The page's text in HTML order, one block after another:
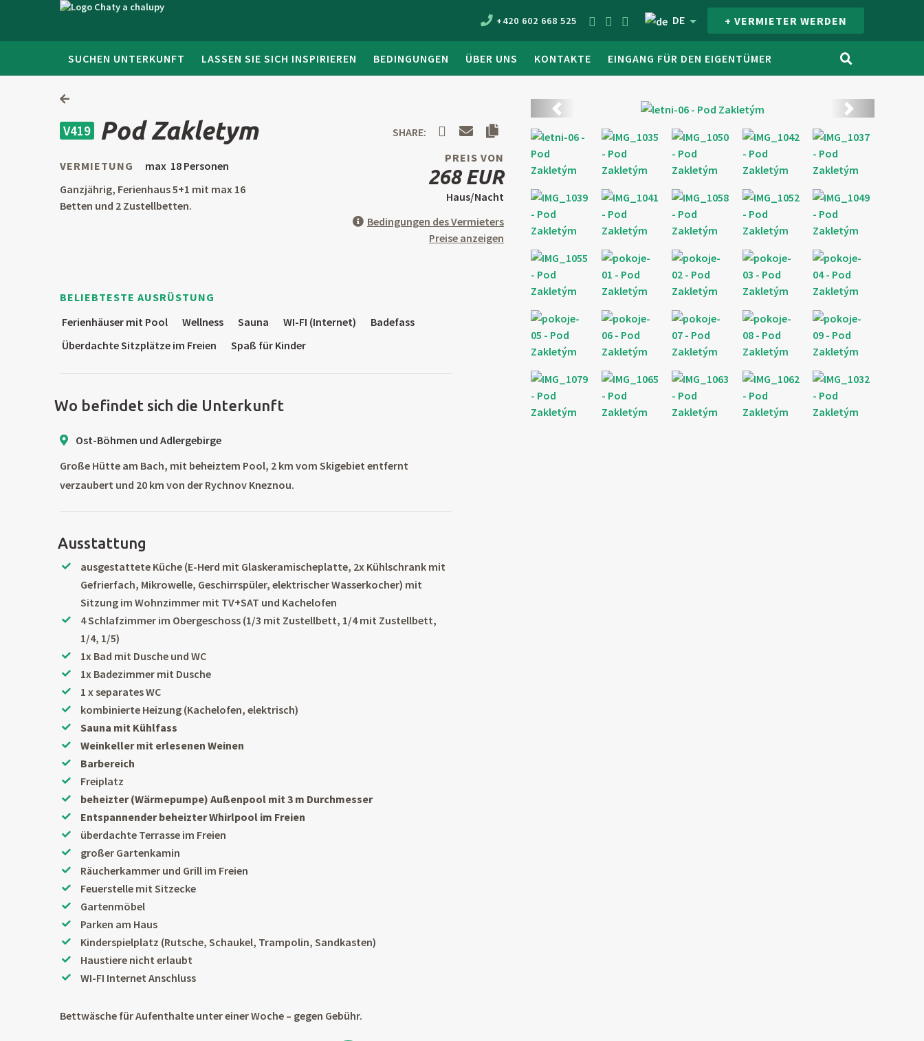
+420 602 668 525 DE + VERMIETER WERDEN
SUCHEN UNTERKUNFT LASSEN SIE SICH INSPIRIEREN BEDINGUNGEN ÜBER UNS KONTAKTE EINGANG FÜR DEN EIGENTÜMER
V419 Pod Zakletym SHARE:
Zurück Weiter
VERMIETUNG
max 18 Personen
Ganzjährig, Ferienhaus 5+1 mit max 16
Betten und 2 Zustellbetten.
PREIS VON
268 EUR
Haus/Nacht
Bedingungen des Vermieters
Preise anzeigen
BELIEBTESTE AUSRÜSTUNG
Ferienhäuser mit Pool
Wellness Sauna WI-FI (Internet)
Badefass
Überdachte Sitzplätze im Freien
Spaß für Kinder
Wo befindet sich die Unterkunft
Ost-Böhmen und Adlergebirge
Große Hütte am Bach, mit beheiztem Pool, 2 km vom Skigebiet entfernt
verzaubert und 20 km von der Rychnov Kneznou.
Ausstattung
ausgestattete Küche (E-Herd mit Glaskeramischeplatte, 2x Kühlschrank mit
Gefrierfach, Mikrowelle, Geschirrspüler, elektrischer Wasserkocher) mit
Sitzung im Wohnzimmer mit TV+SAT und Kachelofen
4 Schlafzimmer im Obergeschoss (1/3 mit Zustellbett, 1/4 mit Zustellbett,
1/4, 1/5)
1x Bad mit Dusche und WC
1x Badezimmer mit Dusche
1 x separates WC
kombinierte Heizung (Kachelofen, elektrisch)
Sauna mit Kühlfass
Weinkeller mit erlesenen Weinen
Barbereich
Freiplatz
beheizter (Wärmepumpe) Außenpool mit 3 m Durchmesser
Entspannender beheizter Whirlpool im Freien
überdachte Terrasse im Freien
großer Gartenkamin
Räucherkammer und Grill im Freien
Feuerstelle mit Sitzecke
Gartenmöbel
Parken am Haus
Kinderspielplatz (Rutsche, Schaukel, Trampolin, Sandkasten)
Haustiere nicht erlaubt
WI-FI Internet Anschluss
Bettwäsche für Aufenthalte unter einer Woche – gegen Gebühr.